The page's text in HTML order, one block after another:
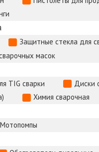
Защитные стекла для
масок
TIG сварки
Диски
Химия сварочная
Мотопомпы